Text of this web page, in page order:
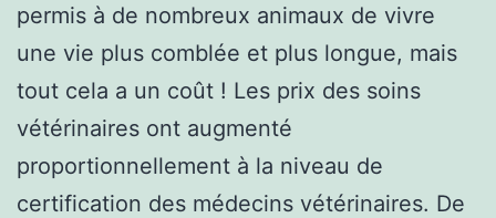
permis à de nombreux animaux de vivre
une vie plus comblée et plus longue, mais
tout cela a un coût ! Les prix des soins
vétérinaires ont augmenté
proportionnellement à la niveau de
certification des médecins vétérinaires. De